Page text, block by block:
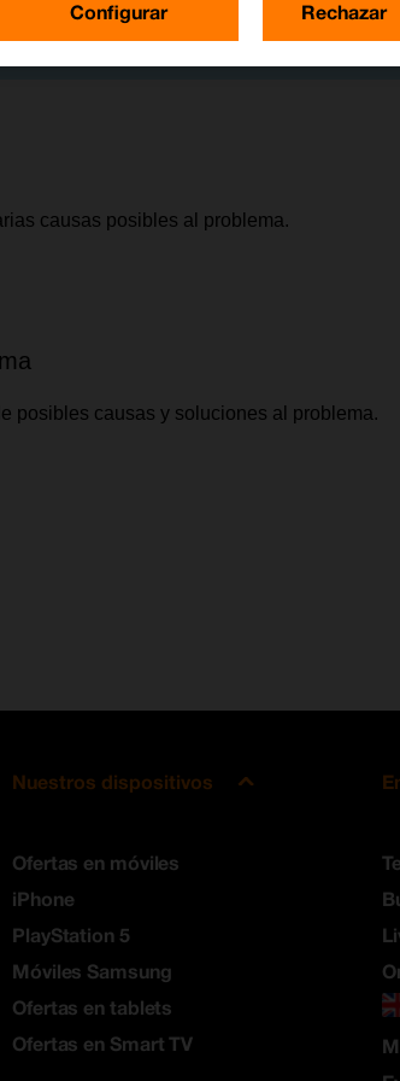
causas posibles al problema.
posibles causas y soluciones al problema.
Nuestros dispositivos
Ofertas en móviles
iPhone
PlayStation 5
Móviles Samsung
Ofertas en tablets
Ofertas en Smart TV
Configurar Rechazar